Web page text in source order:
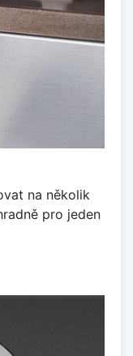
na několik
pro jeden